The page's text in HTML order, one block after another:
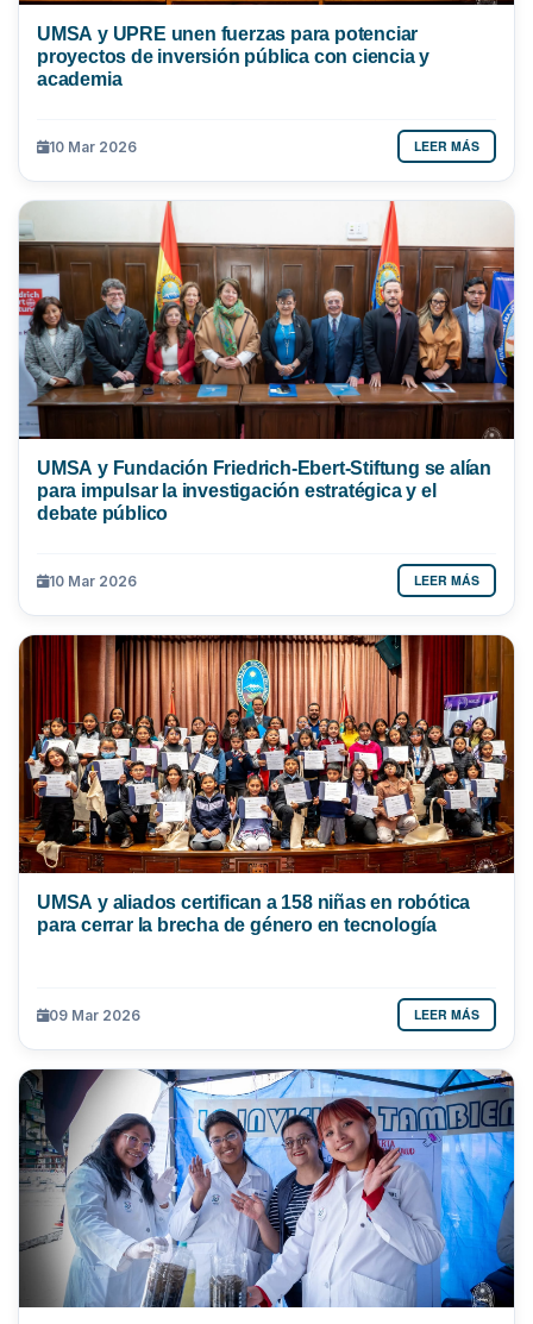
UMSA y UPRE unen fuerzas para potenciar
proyectos de inversión pública con ciencia y
academia
10 Mar 2026 LEER MÁS
UMSA y Fundación Friedrich-Ebert-Stiftung se alían
para impulsar la investigación estratégica y el
debate público
10 Mar 2026 LEER MÁS
UMSA y aliados certifican a 158 niñas en robótica
para cerrar la brecha de género en tecnología
09 Mar 2026 LEER MÁS